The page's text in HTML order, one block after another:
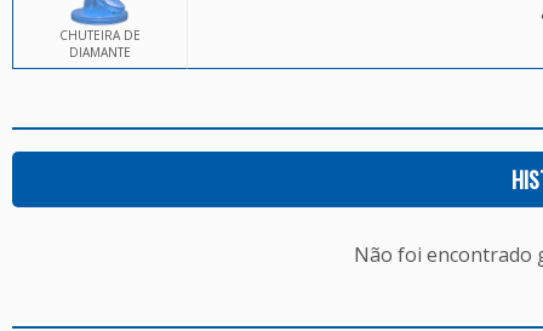
CHUTEIRA DE
DIAMANTE
Não foi encontrado